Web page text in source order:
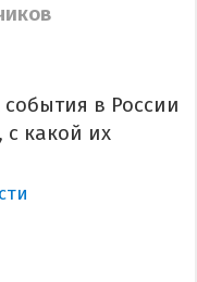
в России
с какой их